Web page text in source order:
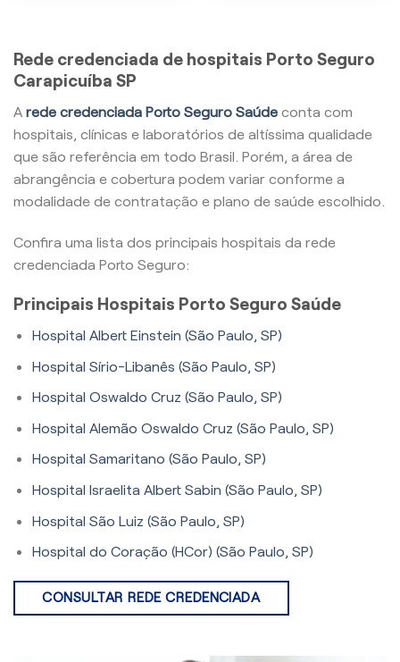
Rede credenciada de hospitais Porto Seguro
Carapicuíba SP
A rede credenciada Porto Seguro Saúde conta com
hospitais, clínicas e laboratórios de altíssima qualidade
que são referência em todo Brasil. Porém, a área de
abrangência e cobertura podem variar conforme a
modalidade de contratação e plano de saúde escolhido.
Confira uma lista dos principais hospitais da rede
credenciada Porto Seguro:
Principais Hospitais Porto Seguro Saúde
Hospital Albert Einstein (São Paulo, SP)
Hospital Sírio-Libanês (São Paulo, SP)
Hospital Oswaldo Cruz (São Paulo, SP)
Hospital Alemão Oswaldo Cruz (São Paulo, SP)
Hospital Samaritano (São Paulo, SP)
Hospital Israelita Albert Sabin (São Paulo, SP)
Hospital São Luiz (São Paulo, SP)
Hospital do Coração (HCor) (São Paulo, SP)
CONSULTAR REDE CREDENCIADA